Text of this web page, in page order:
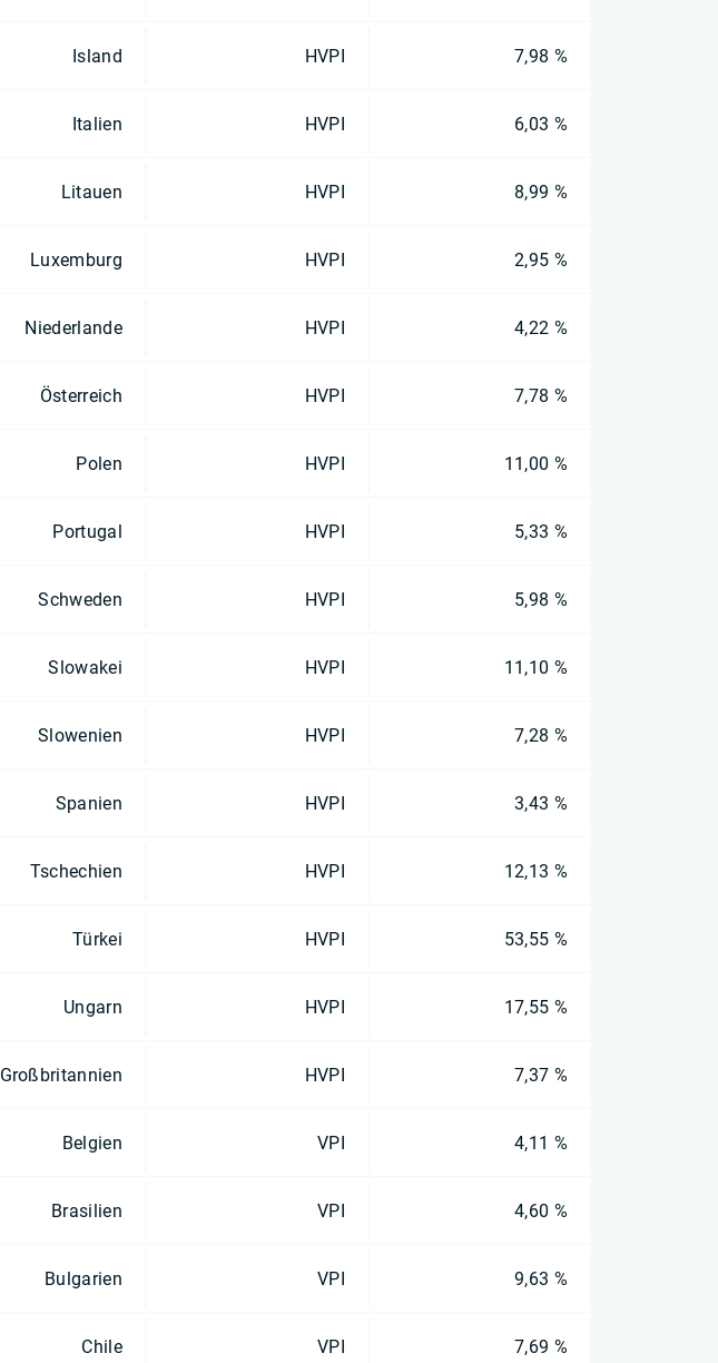
Island HVPI 7,98 %
Italien HVPI 6,03 %
Litauen HVPI 8,99 %
Luxemburg HVPI 2,95 %
Niederlande HVPI 4,22 %
Österreich HVPI 7,78 %
Polen HVPI 11,00 %
Portugal HVPI 5,33 %
Schweden HVPI 5,98 %
Slowakei HVPI 11,10 %
Slowenien HVPI 7,28 %
Spanien HVPI 3,43 %
Tschechien HVPI 12,13 %
Türkei HVPI 53,55 %
Ungarn HVPI 17,55 %
Großbritannien HVPI 7,37 %
Belgien VPI 4,11 %
Brasilien VPI 4,60 %
Bulgarien VPI 9,63 %
Chile VPI 7,69 %